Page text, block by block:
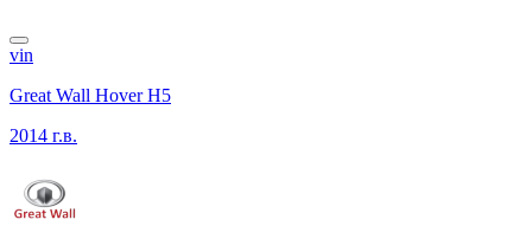
vin
Great Wall Hover H5
2014 г.в.